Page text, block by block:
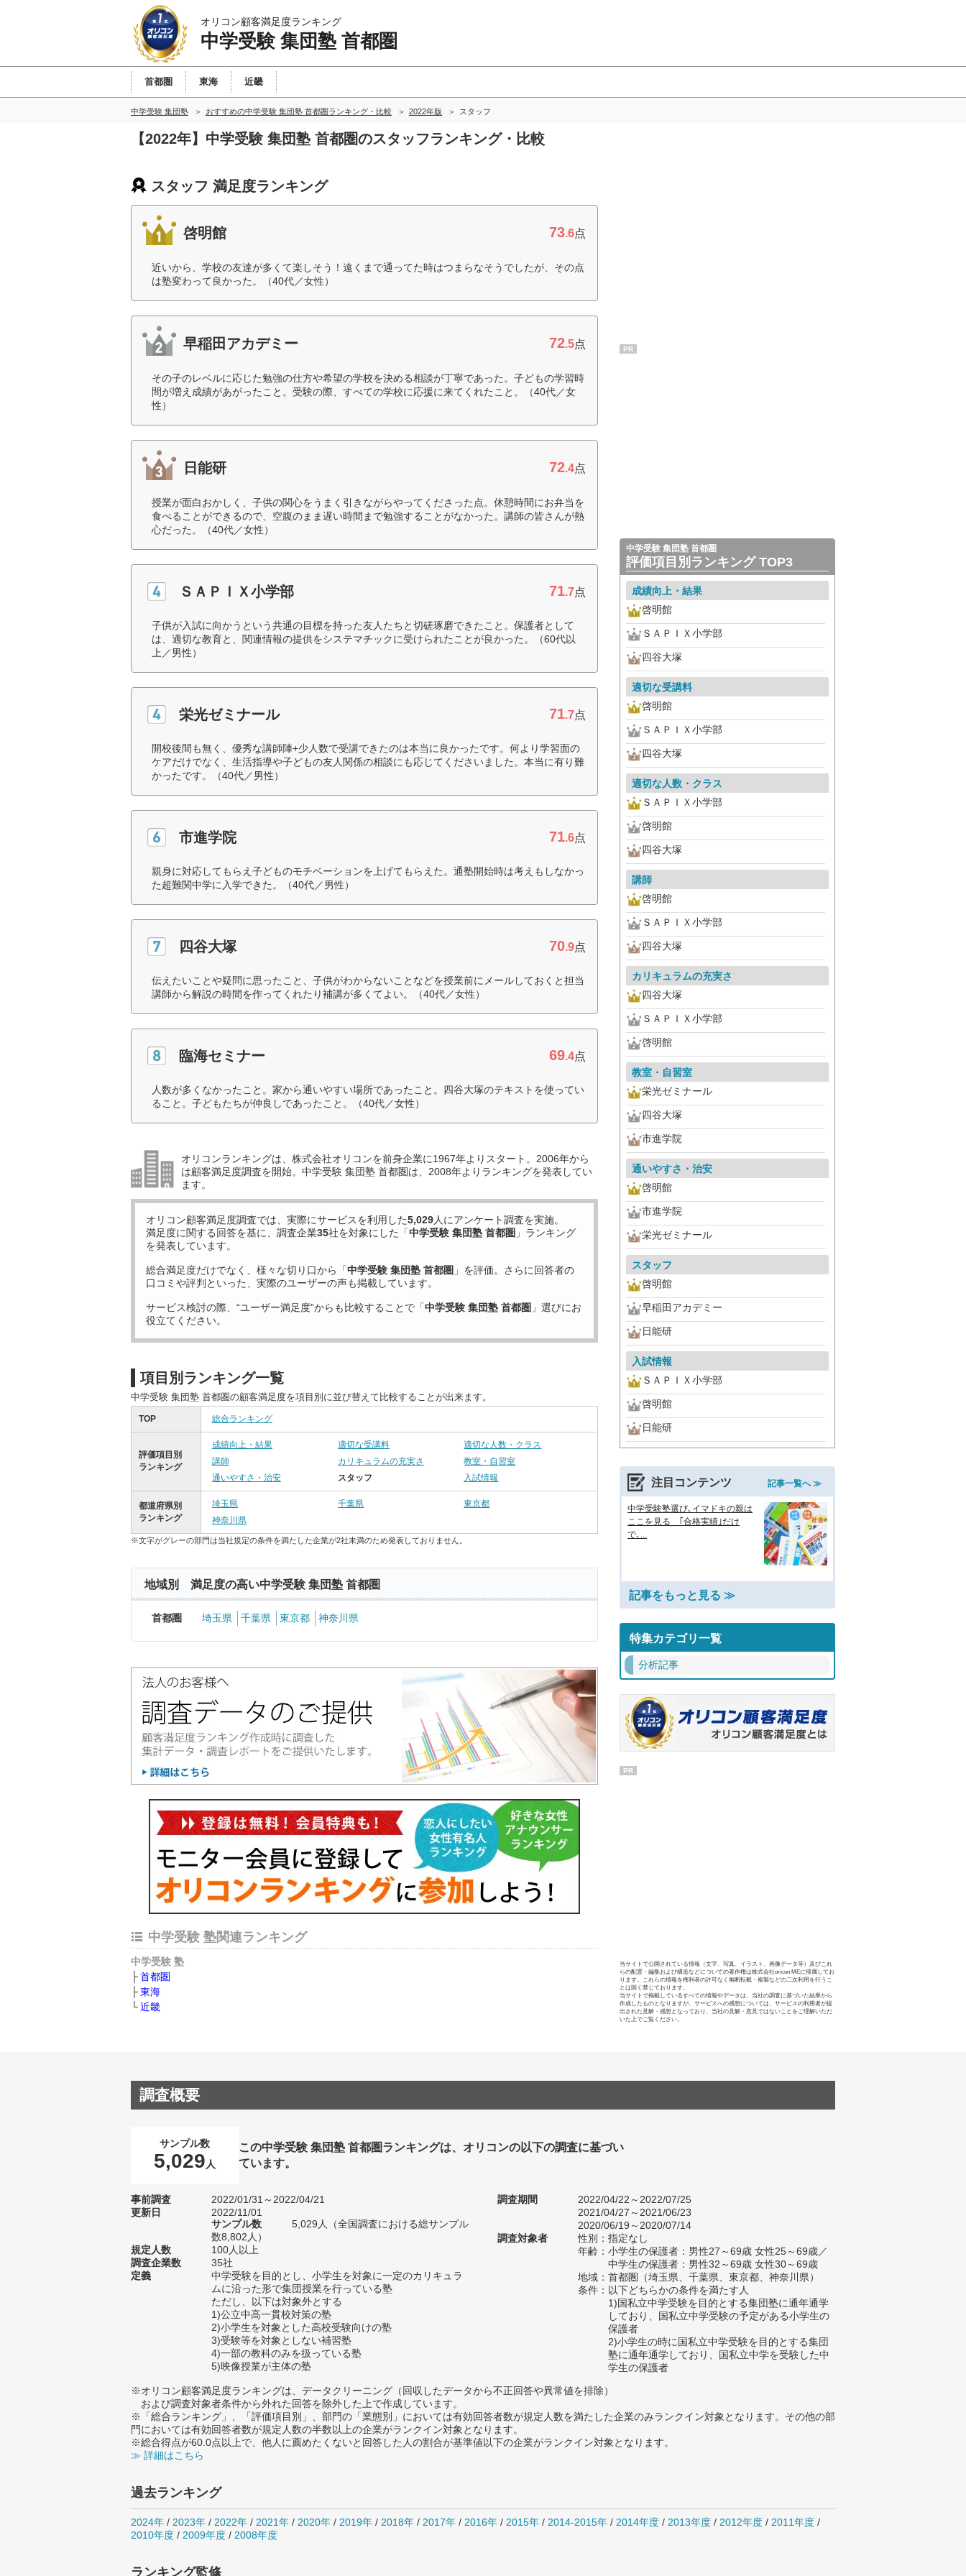
オリコン顧客満足度ランキング
中学受験 集団塾 首都圏
首都圏 東海 近畿
中学受験 集団塾 おすすめの中学受験 集団塾 首都圏ランキング・比較 2022年版 スタッフ
【2022年】中学受験 集団塾 首都圏のスタッフランキング・比較
スタッフ 満足度ランキング
啓明館 73.6点
近いから、学校の友達が多くて楽しそう！遠くまで通ってた時はつまらなそうでしたが、その点
は塾変わって良かった。（40代／女性）
早稲田アカデミー 72.5点
その子のレベルに応じた勉強の仕方や希望の学校を決める相談が丁寧であった。子どもの学習時
間が増え成績があがったこと。受験の際、すべての学校に応援に来てくれたこと。（40代／女
性）
日能研 72.4点
授業が面白おかしく、子供の関心をうまく引きながらやってくださった点。休憩時間にお弁当を
食べることができるので、空腹のまま遅い時間まで勉強することがなかった。講師の皆さんが熱
心だった。（40代／女性）
ＳＡＰＩＸ小学部 71.7点
子供が入試に向かうという共通の目標を持った友人たちと切磋琢磨できたこと。保護者として
は、適切な教育と、関連情報の提供をシステマチックに受けられたことが良かった。（60代以
上／男性）
栄光ゼミナール 71.7点
開校後間も無く、優秀な講師陣+少人数で受講できたのは本当に良かったです。何より学習面の
ケアだけでなく、生活指導や子どもの友人関係の相談にも応じてくださいました。本当に有り難
かったです。（40代／男性）
市進学院 71.6点
親身に対応してもらえ子どものモチベーションを上げてもらえた。通塾開始時は考えもしなかっ
た超難関中学に入学できた。（40代／男性）
四谷大塚 70.9点
伝えたいことや疑問に思ったこと、子供がわからないことなどを授業前にメールしておくと担当
講師から解説の時間を作ってくれたり補講が多くてよい。（40代／女性）
臨海セミナー 69.4点
人数が多くなかったこと。家から通いやすい場所であったこと。四谷大塚のテキストを使ってい
ること。子どもたちが仲良しであったこと。（40代／女性）
オリコンランキングは、株式会社オリコンを前身企業に1967年よりスタート。2006年から
は顧客満足度調査を開始。中学受験 集団塾 首都圏は、2008年よりランキングを発表してい
ます。
オリコン顧客満足度調査では、実際にサービスを利用した5,029人にアンケート調査を実施。
満足度に関する回答を基に、調査企業35社を対象にした「中学受験 集団塾 首都圏 」ランキング
を発表しています。
総合満足度だけでなく、様々な切り口から「中学受験 集団塾 首都圏 」を評価。さらに回答者の
口コミや評判といった、実際のユーザーの声も掲載しています。
サービス検討の際、“ユーザー満足度”からも比較することで「中学受験 集団塾 首都圏 」選びにお
役立てください。
項目別ランキング一覧
中学受験 集団塾 首都圏の顧客満足度を項目別に並び替えて比較することが出来ます。
TOP 総合ランキング
評価項目別
ランキング
成績向上・結果 適切な受講料
適切な人数・クラス
講師
カリキュラムの充実さ
教室・自習室
通いやすさ・治安
スタッフ 入試情報
都道府県別
ランキング
埼玉県 千葉県
東京都
神奈川県
※文字がグレーの部門は当社規定の条件を満たした企業が2社未満のため発表しておりません。
地域別 満足度の高い中学受験 集団塾 首都圏
首都圏 埼玉県 千葉県 東京都 神奈川県
中学受験 塾関連ランキング
中学受験 塾
首都圏
東海
近畿
PR
中学受験 集団塾 首都圏
評価項目別ランキング TOP3
成績向上・結果
啓明館
ＳＡＰＩＸ小学部
四谷大塚
適切な受講料
啓明館
ＳＡＰＩＸ小学部
四谷大塚
適切な人数・クラス
ＳＡＰＩＸ小学部
啓明館
四谷大塚
講師
啓明館
ＳＡＰＩＸ小学部
四谷大塚
カリキュラムの充実さ
四谷大塚
ＳＡＰＩＸ小学部
啓明館
教室・自習室
栄光ゼミナール
四谷大塚
市進学院
通いやすさ・治安
啓明館
市進学院
栄光ゼミナール
スタッフ
啓明館
早稲田アカデミー
日能研
入試情報
ＳＡＰＩＸ小学部
啓明館
日能研
注目コンテンツ 記事一覧へ ≫
中学受験塾選び､イマドキの親は
ここを見る ｢合格実績｣だけ
で､...
記事をもっと見る ≫
特集カテゴリ一覧
分析記事
PR
当サイトで公開されている情報（文字、写真、イラスト、画像データ等）及びこれ
らの配置・編集および構造などについての著作権は株式会社oricon MEに帰属してお
ります。これらの情報を権利者の許可なく無断転載・複製などの二次利用を行うこ
とは固く禁じております。
当サイトで掲載しているすべての情報やデータは、当社の調査に基づいた結果から
作成したものとなりますが、サービスへの感想については、サービスの利用者が提
出された見解・感想となっており、当社の見解・意見ではないことをご理解いただ
いた上でご覧ください。
調査概要
サンプル数
5,029 人
この中学受験 集団塾 首都圏ランキングは、オリコンの以下の調査に基づい
ています。
事前調査
2022/01/31～2022/04/21
更新日
2022/11/01
サンプル数
5,029人（全国調査における総サンプル
数8,802人）
規定人数
100人以上
調査企業数
35社
定義
中学受験を目的とし、小学生を対象に一定のカリキュラ
ムに沿った形で集団授業を行っている塾
ただし、以下は対象外とする
1)公立中高一貫校対策の塾
2)小学生を対象とした高校受験向けの塾
3)受験等を対象としない補習塾
4)一部の教科のみを扱っている塾
5)映像授業が主体の塾
調査期間
2022/04/22～2022/07/25
2021/04/27～2021/06/23
2020/06/19～2020/07/14
調査対象者
性別：指定なし
年齢：小学生の保護者：男性27～69歳 女性25～69歳／
中学生の保護者：男性32～69歳 女性30～69歳
地域：首都圏（埼玉県、千葉県、東京都、神奈川県）
条件：以下どちらかの条件を満たす人
1)国私立中学受験を目的とする集団塾に通年通学
しており、国私立中学受験の予定がある小学生の
保護者
2)小学生の時に国私立中学受験を目的とする集団
塾に通年通学しており、国私立中学を受験した中
学生の保護者
※オリコン顧客満足度ランキングは、データクリーニング（回収したデータから不正回答や異常値を排除）
および調査対象者条件から外れた回答を除外した上で作成しています。
※「総合ランキング」、「評価項目別」、部門の「業態別」においては有効回答者数が規定人数を満たした企業のみランクイン対象となります。その他の部
門においては有効回答者数が規定人数の半数以上の企業がランクイン対象となります。
※総合得点が60.0点以上で、他人に薦めたくないと回答した人の割合が基準値以下の企業がランクイン対象となります。
≫ 詳細はこちら
過去ランキング
2024年 / 2023年 / 2022年 / 2021年 / 2020年 / 2019年 / 2018年 / 2017年 / 2016年 / 2015年 / 2014-2015年 / 2014年度 / 2013年度 / 2012年度 / 2011年度 /
2010年度 / 2009年度 / 2008年度
ランキング監修